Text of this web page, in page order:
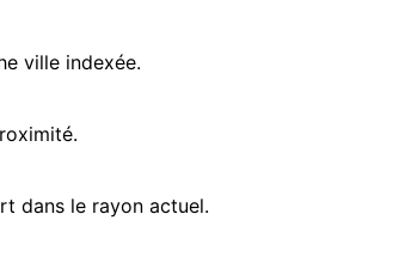
ville indexée.
dans le rayon actuel.